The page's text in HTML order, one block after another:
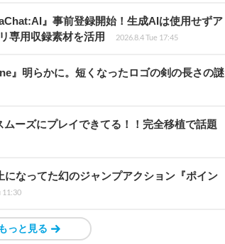
』事前登録開始！生成AIは使用せずア
専用収録素材を活用
2026.8.4 Tue 17:45
』明らかに。短くなったロゴの剣の長さの謎
ーズにプレイできてる！！完全移植で話題
なってた幻のジャンプアクション『ポイン
11:30
っと見る